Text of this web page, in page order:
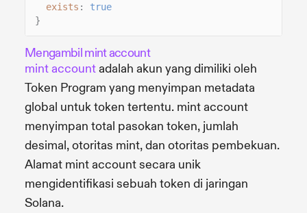
exists :
true
}
Mengambil mint account
mint accountadalah akun yang dimiliki oleh
Token Program yang menyimpan metadata
global untuk token tertentu. mint account
menyimpan total pasokan token, jumlah
desimal, otoritas mint, dan otoritas pembekuan.
Alamat mint account secara unik
mengidentifikasi sebuah token di jaringan
Solana.